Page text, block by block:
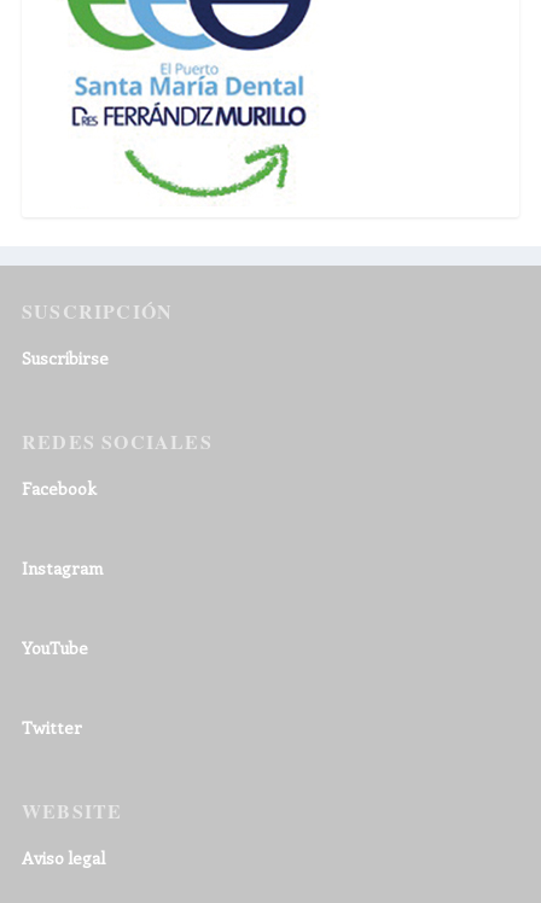
SUSCRIPCIÓN
Suscribirse
REDES SOCIALES
Facebook
Instagram
YouTube
Twitter
WEBSITE
Aviso legal